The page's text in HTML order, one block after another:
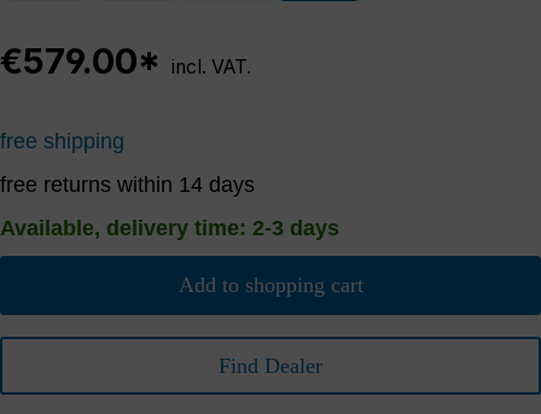
€579.00* incl. VAT.
free shipping
free returns within 14 days
Available, delivery time: 2-3 days
Add to shopping cart
Find Dealer